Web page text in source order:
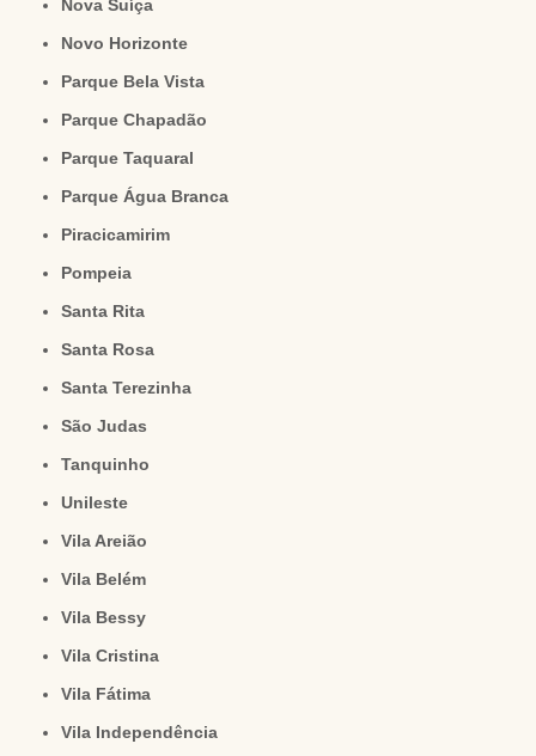
Nova Suíça
Novo Horizonte
Parque Bela Vista
Parque Chapadão
Parque Taquaral
Parque Água Branca
Piracicamirim
Pompeia
Santa Rita
Santa Rosa
Santa Terezinha
São Judas
Tanquinho
Unileste
Vila Areião
Vila Belém
Vila Bessy
Vila Cristina
Vila Fátima
Vila Independência